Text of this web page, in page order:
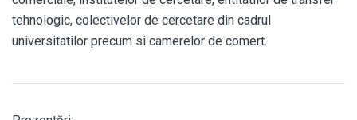
tehnologic, colectivelor de cercetare din cadrul
universitatilor precum si camerelor de comert.